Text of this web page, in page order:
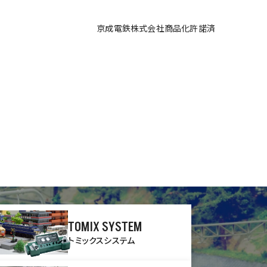
京成電鉄株式会社商品化許諾済
TOMIX SYSTEM
トミックスシステム